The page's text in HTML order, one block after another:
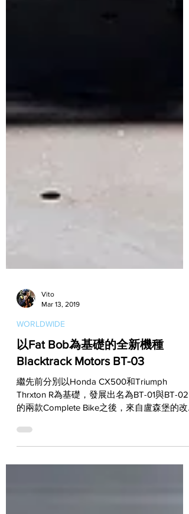
Mar 13, 2019
WORLDWIDE
以Fat Bob為基礎的全新機種
Blacktrack Motors BT-03
繼先前分別以Honda CX500和Triumph
Thrxton R為基礎，發展出名為BT-01與BT-02
了旗下第三款同樣走向Cafe...